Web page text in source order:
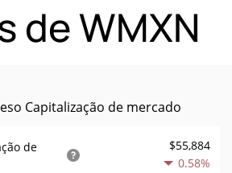
de WMXN
Capitalização de mercado
de
$55,884
0.58%